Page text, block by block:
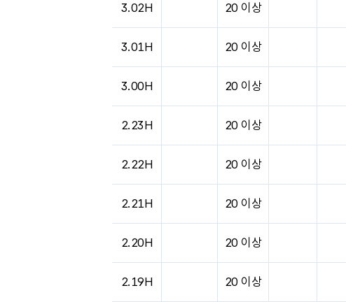
3.02H 20 이상
3.01H 20 이상
3.00H 20 이상
2.23H 20 이상
2.22H 20 이상
2.21H 20 이상
2.20H 20 이상
2.19H 20 이상